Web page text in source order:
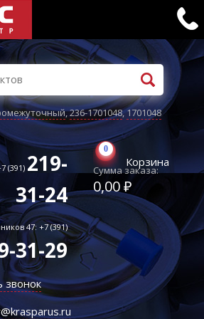
,236-1701048,1701048
(391) 219-
31-24
47: +7 (391)
31-29
звонок
0
Корзина
Сумма заказа:
0,00 ₽